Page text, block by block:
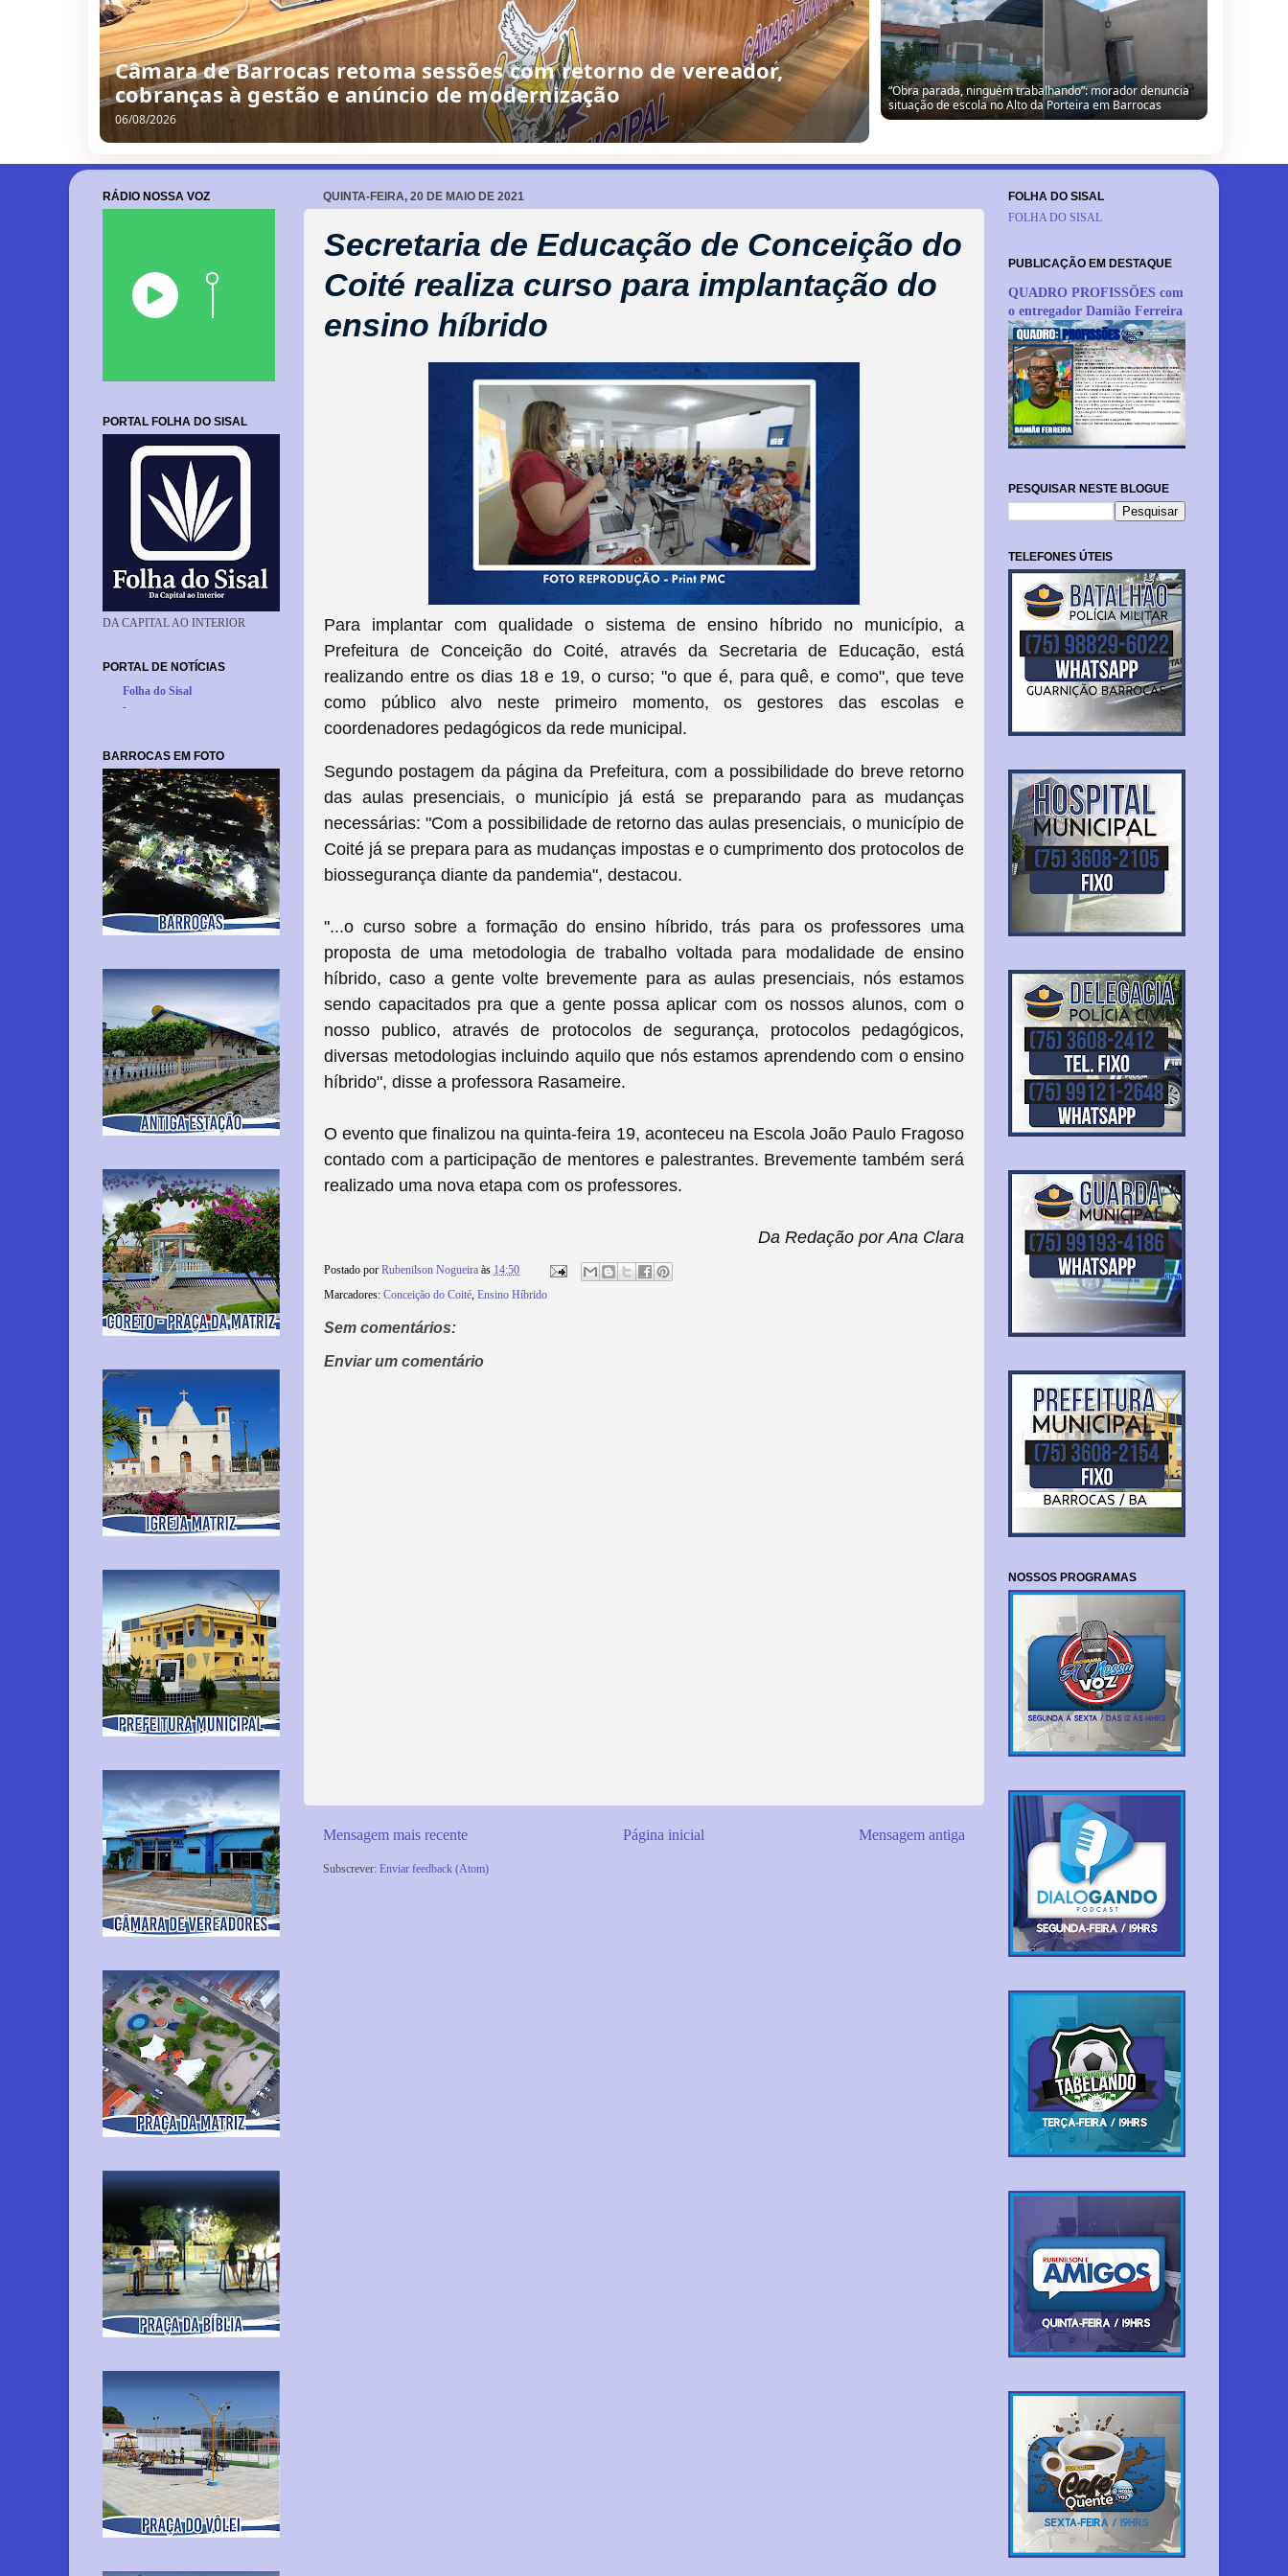
/
0
8
/
2
0
2
6
Câmara de Barrocas retoma sessões com retorno de
vereador, cobranças à gestão e anúncio de modernização
QUINTA-FEIRA, 20 DE MAIO DE 2021
Secretaria de Educação de Conceição do
Coité realiza curso para implantação do
ensino híbrido
Para implantar com qualidade o sistema de ensino híbrido no município, a
Prefeitura de Conceição do Coité, através da Secretaria de Educação, está
realizando entre os dias 18 e 19, o curso; "o que é, para quê, e como", que teve
como público alvo neste primeiro momento, os gestores das escolas e
coordenadores pedagógicos da rede municipal.
Segundo postagem da página da Prefeitura, com a possibilidade do breve retorno
das aulas presenciais, o município já está se preparando para as mudanças
necessárias: "Com a possibilidade de retorno das aulas presenciais, o município de
Coité já se prepara para as mudanças impostas e o cumprimento dos protocolos de
biossegurança diante da pandemia", destacou.
"...o curso sobre a formação do ensino híbrido, trás para os professores uma
proposta de uma metodologia de trabalho voltada para modalidade de ensino
híbrido, caso a gente volte brevemente para as aulas presenciais, nós estamos
sendo capacitados pra que a gente possa aplicar com os nossos alunos, com o
nosso publico, através de protocolos de segurança, protocolos pedagógicos,
diversas metodologias incluindo aquilo que nós estamos aprendendo com o ensino
híbrido", disse a professora Rasameire.
O evento que finalizou na quinta-feira 19, aconteceu na Escola João Paulo Fragoso
contado com a participação de mentores e palestrantes. Brevemente também será
realizado uma nova etapa com os professores.
Da Redação por Ana Clara
Postado por Rubenilson Nogueira às 14:50
Marcadores: Conceição do Coité Ensino Híbrido
Sem comentários:
Enviar um comentário
Mensagem mais recente Mensagem antiga
Página inicial
Subscrever: Enviar feedback (Atom)
RÁDIO NOSSA VOZ
PORTAL FOLHA DO SISAL
DA CAPITAL AO INTERIOR
PORTAL DE NOTÍCIAS
Folha do Sisal
-
BARROCAS EM FOTO
FOLHA DO SISAL
FOLHA DO SISAL
PUBLICAÇÃO EM DESTAQUE
QUADRO PROFISSÕES com
o entregador Damião Ferreira
PESQUISAR NESTE BLOGUE
TELEFONES ÚTEIS
NOSSOS PROGRAMAS